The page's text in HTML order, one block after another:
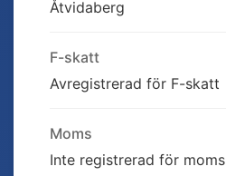
Åtvidaberg
F-skatt
Avregistrerad för F-skatt
Moms
Inte registrerad för moms